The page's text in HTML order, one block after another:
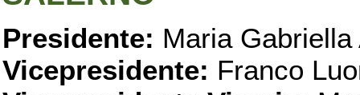
Presidente: Maria Gabriella
Vicepresidente: Franco